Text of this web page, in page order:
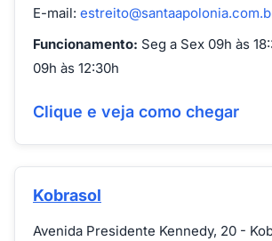
E-mail:
Funcionamento: Seg a Sex 09h às
09h às 12:30h
Clique e veja como chegar
Kobrasol
Avenida Presidente Kennedy, 20 -